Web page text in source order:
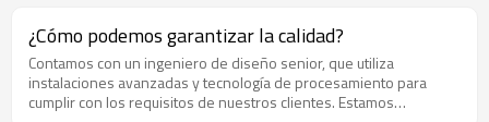
¿Cómo podemos garantizar la calidad?
Contamos con un ingeniero de diseño senior, que utiliza
instalaciones avanzadas y tecnología de procesamiento para
cumplir con los requisitos de nuestros clientes. Estamos